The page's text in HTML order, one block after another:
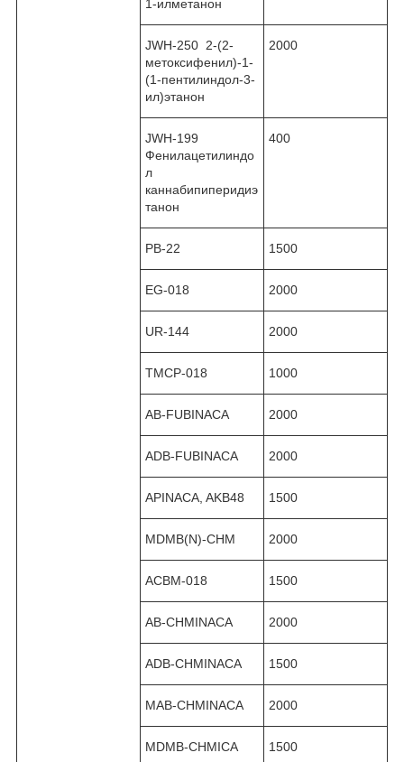
1-илметанон
JWH-250 2-(2-
метоксифенил)-1-
(1-пентилиндол-3-
ил)этанон
2000
JWH-199
Фенилацетилиндо
л
каннабипиперидиэ
танон
400
PB-22 1500
EG-018 2000
UR-144 2000
TMCP-018 1000
AB-FUBINACA 2000
ADB-FUBINACA 2000
APINACA, AKB48 1500
MDMB(N)-CHM 2000
ACBM-018 1500
AB-CHMINACA 2000
ADB-CHMINACA 1500
MAB-CHMINACA 2000
MDMB-CHMICA 1500